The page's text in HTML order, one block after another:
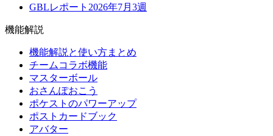
GBLレポート2026年7月3週
機能解説
機能解説と使い方まとめ
チームコラボ機能
マスターボール
おさんぽおこう
ポケストのパワーアップ
ポストカードブック
アバター